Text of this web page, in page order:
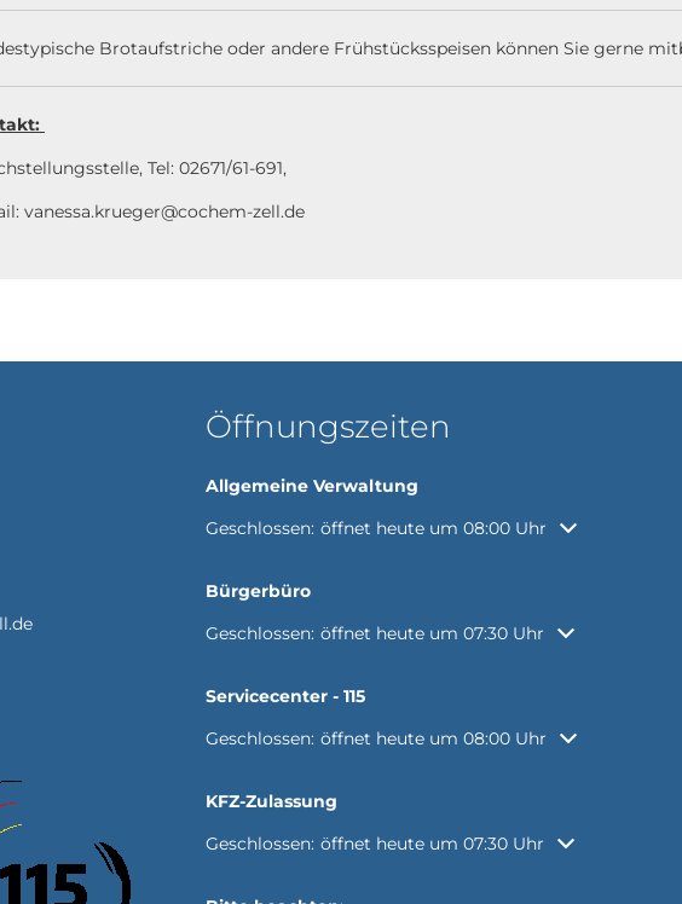
Brotaufstriche oder andere Frühstücksspeisen können Sie gerne
Tel: 02671/61-691,
vanessa.krueger@cochem-zell.de
Öffnungszeiten
Allgemeine Verwaltung
Klicken, um weitere Öffnungs- oder Schließzeiten
Geschlossen: öffnet heute um 08:00 Uhr
Bürgerbüro
Klicken, um weitere Öffnungs- oder Schließzeiten
Geschlossen: öffnet heute um 07:30 Uhr
Servicecenter - 115
Klicken, um weitere Öffnungs- oder Schließzeiten
Geschlossen: öffnet heute um 08:00 Uhr
KFZ-Zulassung
Klicken, um weitere Öffnungs- oder Schließzeiten
Geschlossen: öffnet heute um 07:30 Uhr